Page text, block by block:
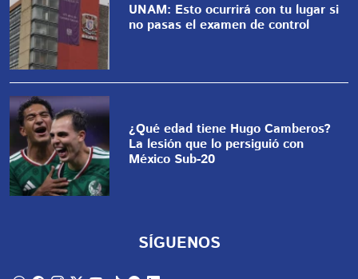
UNAM: Esto ocurrirá con tu lugar si
no pasas el examen de control
¿Qué edad tiene Hugo Camberos?
La lesión que lo persiguió con
México Sub-20
SÍGUENOS